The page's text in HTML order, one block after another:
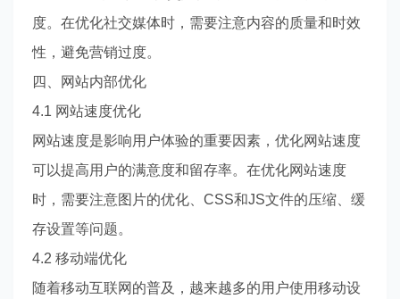
度。在优化社交媒体时，需要注意内容的质量和时效
性，避免营销过度。
四、网站内部优化
4.1 网站速度优化
网站速度是影响用户体验的重要因素，优化网站速度
可以提高用户的满意度和留存率。在优化网站速度
时，需要注意图片的优化、 CSS和JS文件的压缩、缓
存设置等问题。
4.2 移动端优化
随着移动互联网的普及，越来越多的用户使用移动设